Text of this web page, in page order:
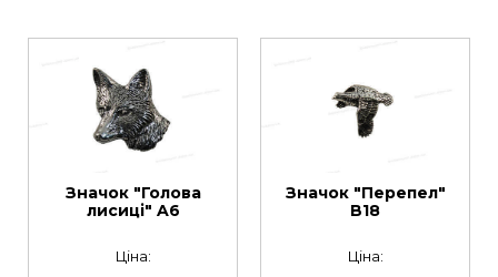
Значок "Голова
лисиці" A6
Ціна:
Значок "Перепел"
B18
Ціна: